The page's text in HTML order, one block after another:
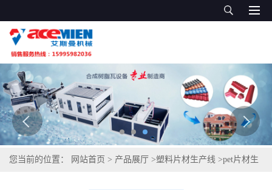
您当前的位置： 网站首页 > 产品展厅 >塑料片材生产线 >pet片材生